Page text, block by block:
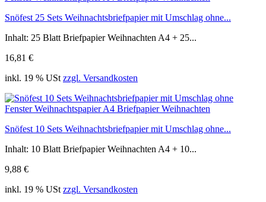
Snöfest 25 Sets Weihnachtsbriefpapier mit Umschlag ohne...
Inhalt: 25 Blatt Briefpapier Weihnachten A4 + 25...
16,81 €
inkl. 19 % USt zzgl. Versandkosten
Snöfest 10 Sets Weihnachtsbriefpapier mit Umschlag ohne...
Inhalt: 10 Blatt Briefpapier Weihnachten A4 + 10...
9,88 €
inkl. 19 % USt zzgl. Versandkosten